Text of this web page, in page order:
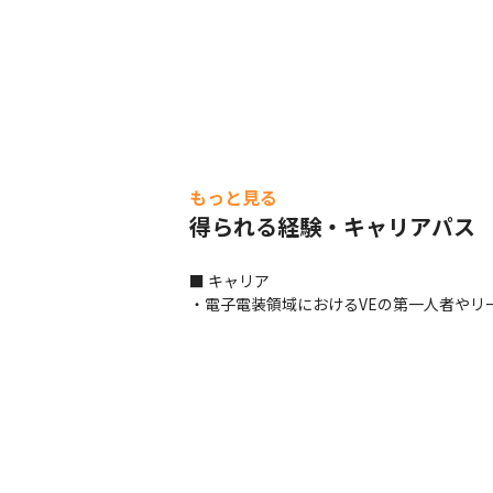
もっと見る
得られる経験・キャリアパス
■ キャリア
・電子電装領域におけるVEの第一人者や